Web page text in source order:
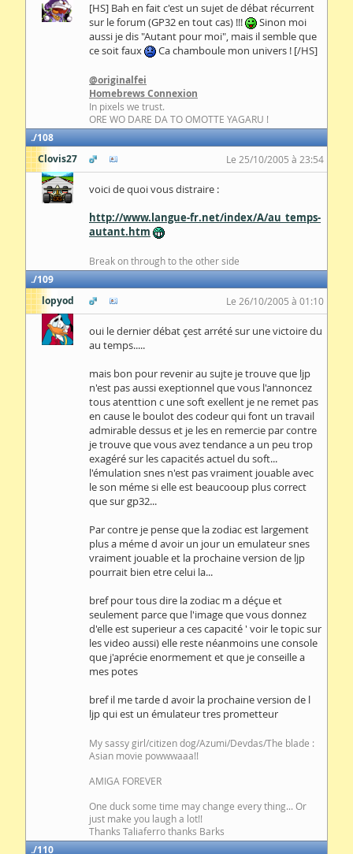
[HS] Bah en fait c'est un sujet de débat récurrent
sur le forum (GP32 en tout cas) !!!
Sinon moi
aussi je dis "Autant pour moi", mais il semble que
ce soit faux
Ca chamboule mon univers ! [/HS]
@originalfei
Homebrews Connexion
In pixels we trust.
ORE WO DARE DA TO OMOTTE YAGARU !
108
Clovis27
Le 25/10/2005 à 23:54
voici de quoi vous distraire :
http://www.langue-fr.net/index/A/au_temps-
autant.htm
Break on through to the other side
109
lopyod
Le 26/10/2005 à 01:10
oui le dernier débat çest arrété sur une victoire du
au temps.....
mais bon pour revenir au sujte je trouve que ljp
n'est pas aussi exeptionnel que vous l'annoncez
tous atenttion c une soft exellent je ne remet pas
en cause le boulot des codeur qui font un travail
admirable dessus et je les en remercie par contre
je trouve que vous avez tendance a un peu trop
exagéré sur les capacités actuel du soft...
l'émulation snes n'est pas vraiment jouable avec
le son méme si elle est beaucooup plus correct
que sur gp32...
Par contre je pense que la zodiac est largement
plus a méme d avoir un jour un emulateur snes
vraiment jouable et la prochaine version de ljp
pourrait bien etre celui la...
bref pour tous dire la zodiac m a déçue et
seulement parce que l'image que vous donnez
d'elle est superieur a ces capacité ' voir le topic sur
les video aussi) elle reste néanmoins une console
que j'aprécie enormement et que je conseille a
mes potes
bref il me tarde d avoir la prochaine version de l
ljp qui est un émulateur tres prometteur
My sassy girl/citizen dog/Azumi/Devdas/The blade :
Asian movie powwwaaa!!
AMIGA FOREVER
One duck some time may change every thing... Or
just make you laugh a lot!!
Thanks Taliaferro thanks Barks
110